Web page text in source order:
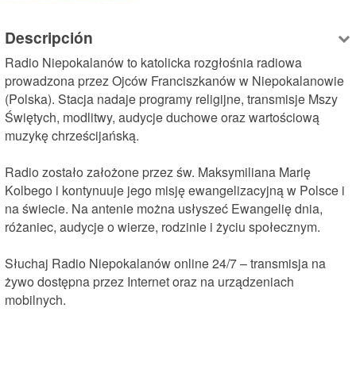
Descripción
Radio Niepokalanów to katolicka rozgłośnia radiowa
prowadzona przez Ojców Franciszkanów w Niepokalanowie
(Polska). Stacja nadaje programy religijne, transmisje Mszy
Świętych, modlitwy, audycje duchowe oraz wartościową
muzykę chrześcijańską.
Radio zostało założone przez św. Maksymiliana Marię
Kolbego i kontynuuje jego misję ewangelizacyjną w Polsce i
na świecie. Na antenie można usłyszeć Ewangelię dnia,
różaniec, audycje o wierze, rodzinie i życiu społecznym.
Słuchaj Radio Niepokalanów online 24/7 – transmisja na
żywo dostępna przez Internet oraz na urządzeniach
mobilnych.